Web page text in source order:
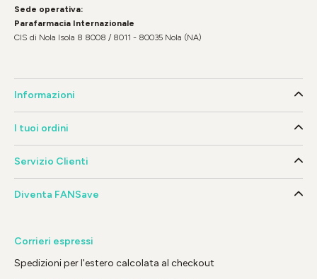
Sede operativa:
Parafarmacia Internazionale
CIS di Nola Isola 8 8008 / 8011 - 80035 Nola (NA)
Informazioni
I tuoi ordini
Servizio Clienti
Diventa FANSave
Corrieri espressi
Spedizioni per l'estero calcolata al checkout